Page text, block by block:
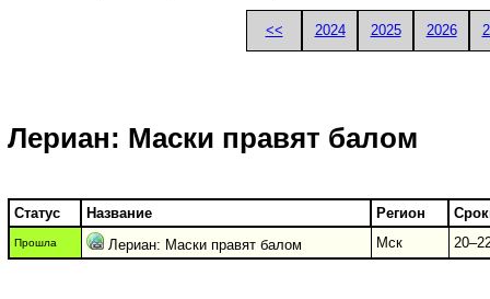
<< 2024 2025 2026
Лериан: Маски правят балом
Статус Название Регион
Прошла Лериан: Маски правят балом Мск